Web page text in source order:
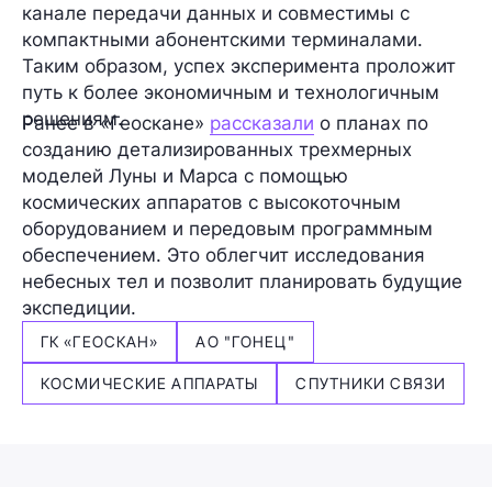
канале передачи данных и совместимы с
компактными абонентскими терминалами.
Таким образом, успех эксперимента проложит
путь к более экономичным и технологичным
решениям.
Ранее в «Геоскане» рассказали о планах по
созданию детализированных трехмерных
моделей Луны и Марса с помощью
космических аппаратов с высокоточным
оборудованием и передовым программным
обеспечением. Это облегчит исследования
небесных тел и позволит планировать будущие
экспедиции.
ГК «ГЕОСКАН» АО "ГОНЕЦ"
КОСМИЧЕСКИЕ АППАРАТЫ СПУТНИКИ СВЯЗИ